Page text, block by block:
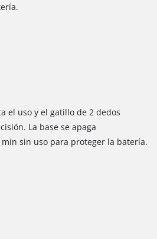
el uso y el gatillo de 2 dedos
La base se apaga
sin uso para proteger la batería.